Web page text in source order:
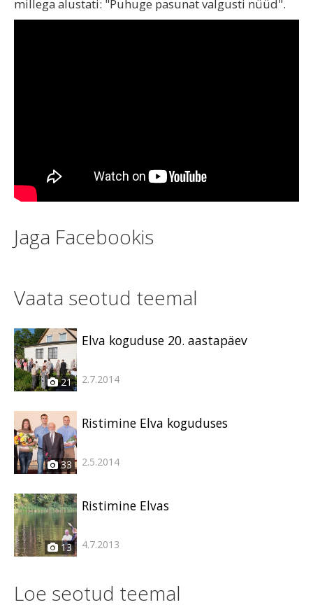
millega alustati: "Puhuge pasunat valgusti nüüd".
Jaga Facebookis
Vaata seotud teemal
21
Elva koguduse 20. aastapäev
2.7.2014
33
Ristimine Elva koguduses
2.5.2014
13
Ristimine Elvas
4.7.2013
Loe seotud teemal